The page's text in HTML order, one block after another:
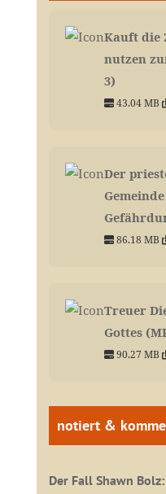
Kauft die
nutzen
3)
43.04 MB
Der
86.18 MB
Treuer
Gottes
90.27 MB
notiert &
Der Fall Shawn